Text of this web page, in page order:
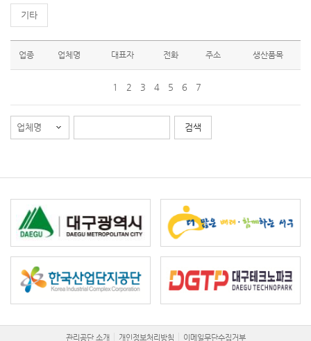
기타
업종 업체명 대표자 전화 주소 생산품목
1 2 3 4 5 6 7
관리공단 소개 개인정보처리방침 이메일무단수집거부